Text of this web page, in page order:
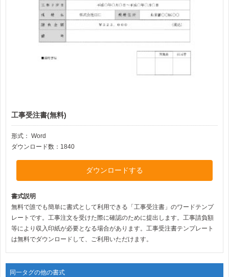
工事受注書(無料)
形式： Word
ダウンロード数：1840
ダウンロードする
書式説明
無料で誰でも簡単に書式として利用できる「工事受注書」のワードテンプ
レートです。工事注文を受けた際に確認のために提出します。工事請負額
等により収入印紙が必要となる場合があります。工事受注書テンプレート
は無料でダウンロードして、ご利用いただけます。
同一タグの他の書式